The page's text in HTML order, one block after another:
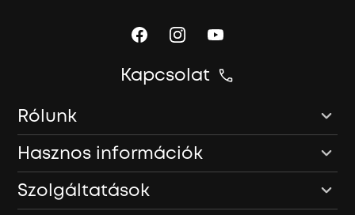
Kapcsolat
Rólunk
Hasznos információk
Szolgáltatások